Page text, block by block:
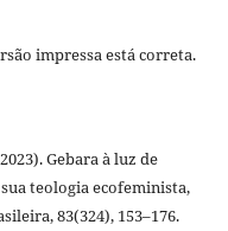
impressa está correta.
Gebara à luz de
teologia ecofeminista,
83(324), 153–176.